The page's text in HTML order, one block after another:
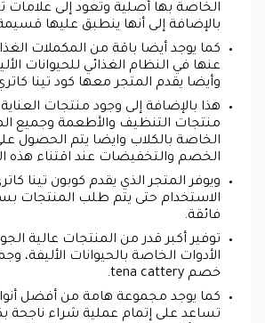
الخاصة بها أصلية وتعود إلى علامات
بالإضافة إلى أنها ينطبق عليها
كما يوجد أيضا باقة من المكملات
عنها في النظام الغذائي للحيوانات
وأيضا يقدم المتجر معها كود تينا
هذا بالإضافة إلى وجود منتجات
منتجات التنظيف والأطعمة وجميع
الخاصة بالكلاب وايضا يتم الحصول
الخصم والتخفيضات عند اقتناء هذه
ويوفر المتجر الذي يقدم كوبون تينا
الاستخدام حتى يتم طلب المنتجات
فائقة.
توفير أكبر قدر من المنتجات عالية
الأدوات الخاصة بالحيوانات الأليفة،
خصم tena cattery.
كما يوجد مجموعة هامة من أفضل
تساعد على إتمام عملية شراء ناجحة